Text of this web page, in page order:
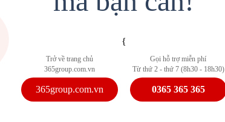
{
Trở về trang chủ
365group.com.vn
365group.com.vn
Gọi hỗ trợ miễn phí
Từ thứ 2 - thứ 7 (8h30 - 18h30)
0365 365 365